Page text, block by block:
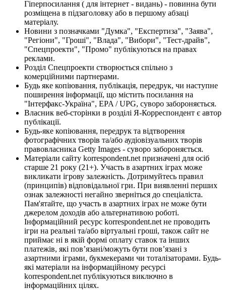
Гіперпосилання ( для інтернет - видань) - повинна бути
розміщена в підзаголовку або в першому абзаці
матеріалу.
Новини з позначками "Думка", "Експертиза", "Заява",
"Регіони", "Гроші", "Влада", "Вибори", "Тест-драйв",
"Спецпроекти", "Промо" публікуються на правах
реклами.
Розділ Спецпроекти створюється спільно з
комерційними партнерами.
Будь яке копіювання, публікація, передрук, чи наступне
поширення інформації, що містить посилання на
"Інтерфакс-Україна", EPA / UPG, суворо забороняється.
Власник веб-сторінки в розділі Я-Корреспондент є автор
публікації.
Будь-яке копіювання, передрук та відтворення
фотографічних творів та/або аудіовізуальних творів
правовласника Getty Images - суворо забороняється.
Матеріали сайту korrespondent.net призначені для осіб
старше 21 року (21+). Участь в азартних іграх може
викликати ігрову залежність. Дотримуйтесь правил
(принципів) відповідальної гри. При виявленні перших
ознак залежності негайно зверніться до спеціаліста.
Пам'ятайте, що участь в азартних іграх не може бути
джерелом доходів або альтернативою роботі.
Інформаційний ресурс korrespondent.net не проводить
ігри на реальні та/або віртуальні гроші, також сайт не
приймає ні в якій формі оплату ставок та інших
платежів, які пов’язані/можуть бути пов’язані з
азартними іграми, букмекерами чи тоталізаторами. Будь-
які матеріали на інформаційному ресурсі
korrespondent.net публікуються виключно в
інформаційних цілях.